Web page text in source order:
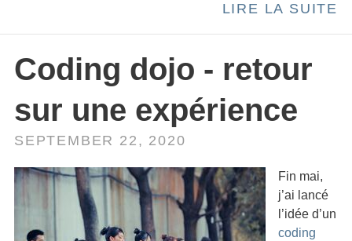
LIRE LA SUITE
Coding dojo - retour
sur une expérience
SEPTEMBER 22, 2020
Fin mai,
j’ai lancé
l’idée d’un
coding